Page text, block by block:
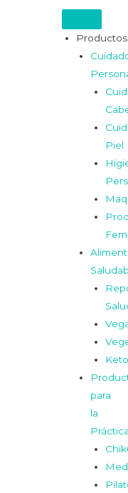
Productos
Piel
Keto
para
la